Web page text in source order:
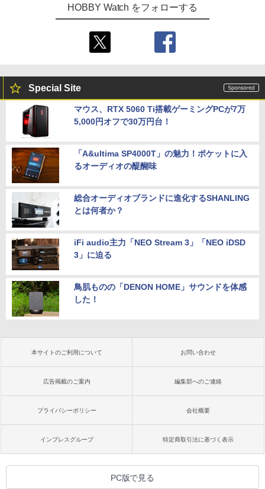
HOBBY Watch をフォローする
Special Site
マウス、RTX 5060 Ti搭載ゲーミングPCが7万
5,000円オフで30万円台！
「A&ultima SP4000T」の魅力！ポケットに入
るオーディオの醍醐味
総合オーディオブランドに進化するSHANLING
とは何者か？
iFi audio主力「NEO Stream 3」「NEO iDSD
3」に迫る
鳥肌ものの「DENON HOME」サウンドを体感
した！
本サイトのご利用について お問い合わせ
広告掲載のご案内 編集部へのご連絡
プライバシーポリシー 会社概要
インプレスグループ 特定商取引法に基づく表示
PC版で見る